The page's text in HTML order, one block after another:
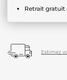
Retrait gratuit
Estimez